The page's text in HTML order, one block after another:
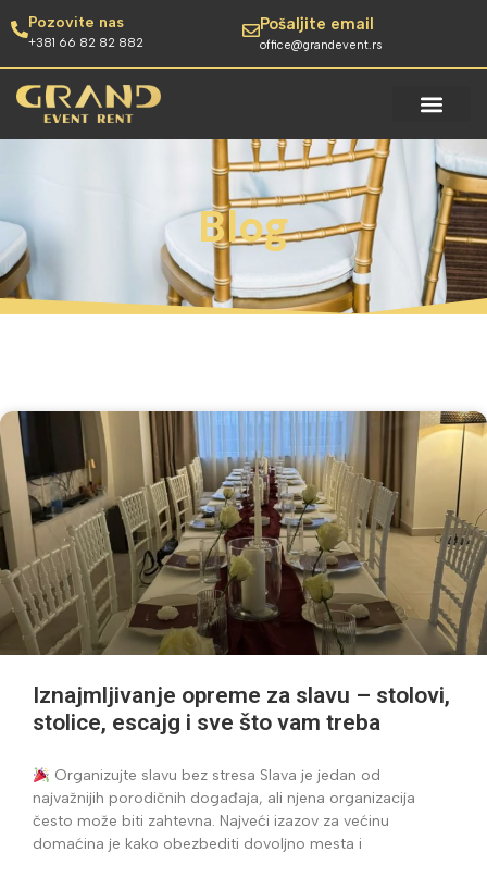
Pozovite nas
+381 66 82 82 882
Pošaljite email
office@grandevent.rs
Blog
Iznajmljivanje opreme za slavu – stolovi,
stolice, escajg i sve što vam treba
Organizujte slavu bez stresa Slava je jedan od
najvažnijih porodičnih događaja, ali njena organizacija
često može biti zahtevna. Najveći izazov za većinu
domaćina je kako obezbediti dovoljno mesta i